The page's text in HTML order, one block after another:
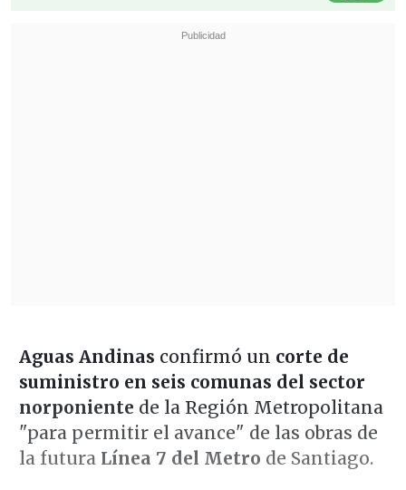
Aguas Andinas confirmó un corte de
suministro en seis comunas del sector
norponiente de la Región Metropolitana
"para permitir el avance" de las obras de
la futura Línea 7 del Metro de Santiago.